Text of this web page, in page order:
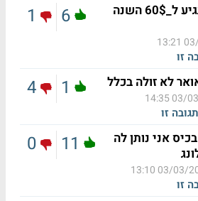
בקצב הזה תגיע ל_60$ השנה
03/
זו
6
1
לא זולה בכלל
03/03/
זו
1
4
בכיס אני נותן לה
03/03/2015
זו
11
0